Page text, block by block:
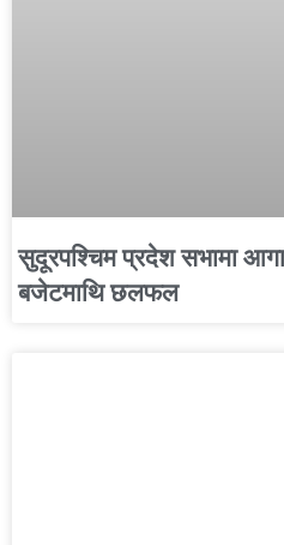
सुदूरपश्चिम प्रदेश सभामा
बजेटमाथि छलफल